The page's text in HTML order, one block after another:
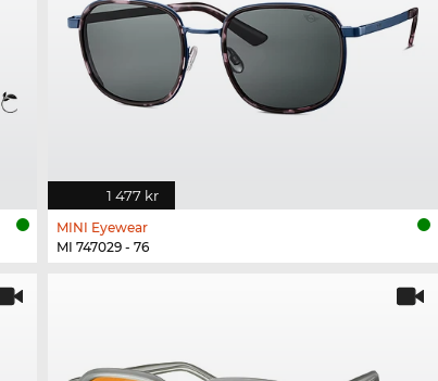
1 477 kr
MINI Eyewear
MI 747029 - 76